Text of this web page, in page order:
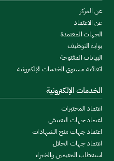
عن المركز
عن الاعتماد
الجهات المعتمدة
بوابة التوظيف
البيانات المفتوحة
اتفاقية مستوى الخدمات الإلكترونية
الخدمات الإلكترونية
اعتماد المختبرات
اعتماد جهات التفتيش
اعتماد جهات منح الشهادات
اعتماد جهات الحلال
استقطاب المقيمين والخبراء